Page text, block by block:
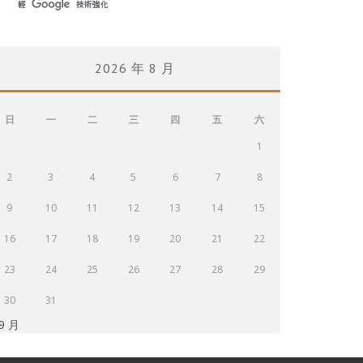
2026 年 8 月
日 一 二 三 四 五
六
1
2 3 4 5 6 7 8
9 10 11 12 13 14 15
16 17 18 19 20 21 22
23 24 25 26 27 28 29
30 31
月